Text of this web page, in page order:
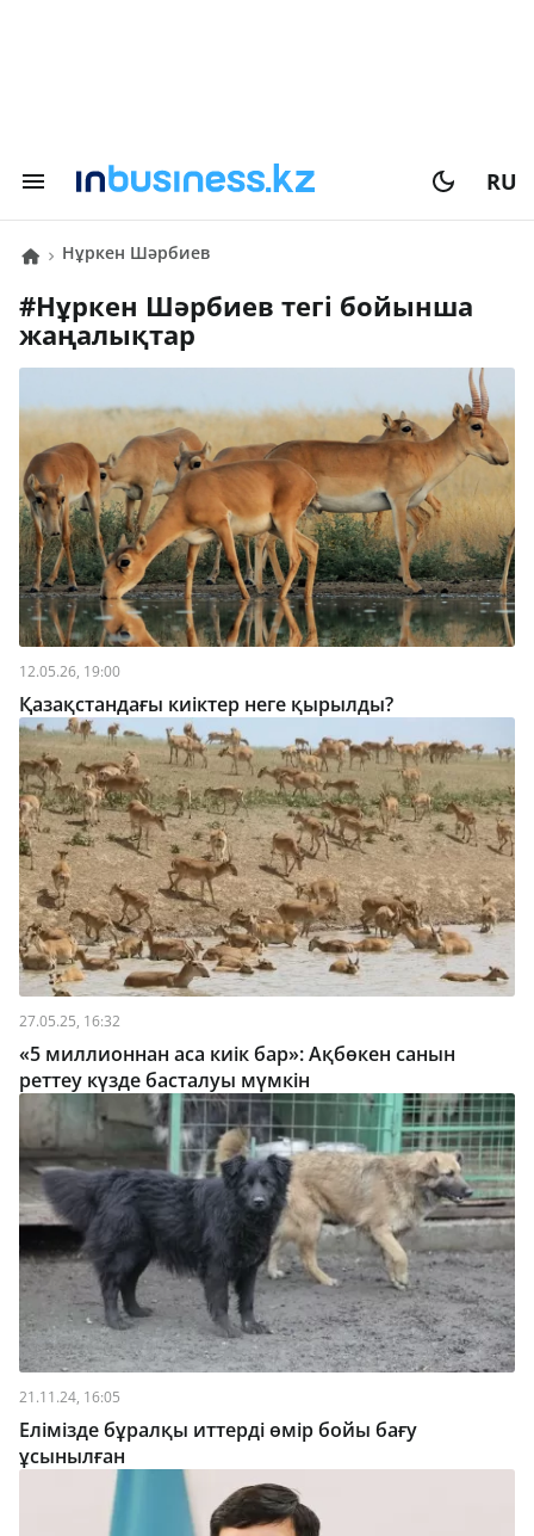
RU
Нұркен Шәрбиев
# Нұркен Шәрбиев тегі бойынша
жаңалықтар
12.05.26, 19:00
Қазақстандағы киіктер неге қырылды?
27.05.25, 16:32
«5 миллионнан аса киік бар»: Ақбөкен санын
реттеу күзде басталуы мүмкін
21.11.24, 16:05
Елімізде бұралқы иттерді өмір бойы бағу
ұсынылған